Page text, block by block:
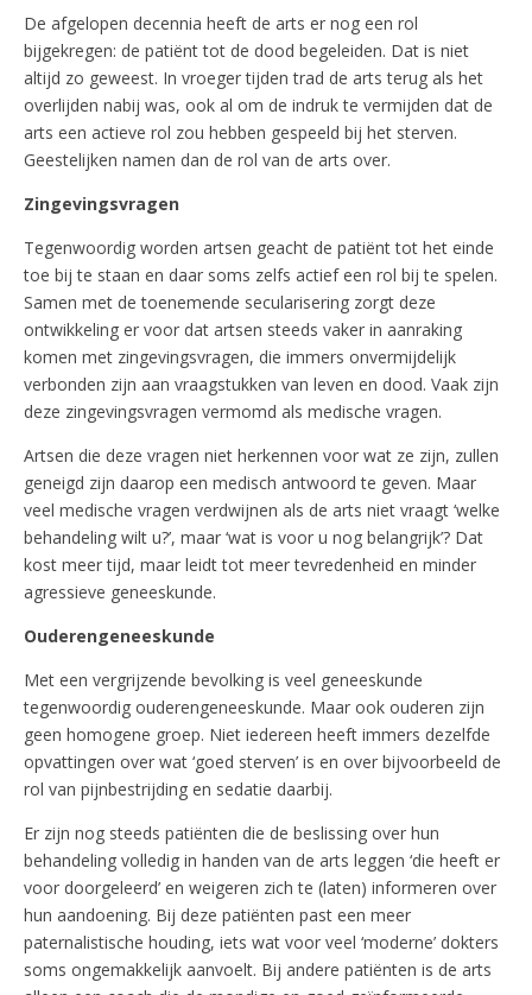
De afgelopen decennia heeft de arts er nog een rol
bijgekregen: de patiënt tot de dood begeleiden. Dat is niet
altijd zo geweest. In vroeger tijden trad de arts terug als het
overlijden nabij was, ook al om de indruk te vermijden dat de
arts een actieve rol zou hebben gespeeld bij het sterven.
Geestelijken namen dan de rol van de arts over.
Zingevingsvragen
Tegenwoordig worden artsen geacht de patiënt tot het einde
toe bij te staan en daar soms zelfs actief een rol bij te spelen.
Samen met de toenemende secularisering zorgt deze
ontwikkeling er voor dat artsen steeds vaker in aanraking
komen met zingevingsvragen, die immers onvermijdelijk
verbonden zijn aan vraagstukken van leven en dood. Vaak zijn
deze zingevingsvragen vermomd als medische vragen.
Artsen die deze vragen niet herkennen voor wat ze zijn, zullen
geneigd zijn daarop een medisch antwoord te geven. Maar
veel medische vragen verdwijnen als de arts niet vraagt ‘welke
behandeling wilt u?’, maar ‘wat is voor u nog belangrijk’? Dat
kost meer tijd, maar leidt tot meer tevredenheid en minder
agressieve geneeskunde.
Ouderengeneeskunde
Met een vergrijzende bevolking is veel geneeskunde
tegenwoordig ouderengeneeskunde. Maar ook ouderen zijn
geen homogene groep. Niet iedereen heeft immers dezelfde
opvattingen over wat ‘goed sterven’ is en over bijvoorbeeld de
rol van pijnbestrijding en sedatie daarbij.
Er zijn nog steeds patiënten die de beslissing over hun
behandeling volledig in handen van de arts leggen ‘die heeft er
voor doorgeleerd’ en weigeren zich te (laten) informeren over
hun aandoening. Bij deze patiënten past een meer
paternalistische houding, iets wat voor veel ‘moderne’ dokters
soms ongemakkelijk aanvoelt. Bij andere patiënten is de arts